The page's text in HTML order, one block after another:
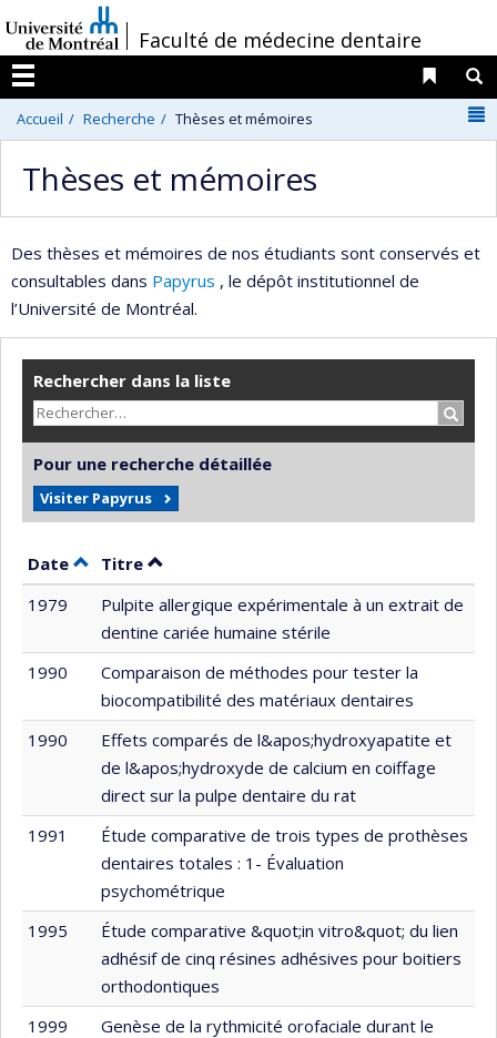
au
contenu
/Faculté de médecine dentaire
Menu
Liens
Accueil Recherche Thèses et mémoires
Thèses et mémoires
Des thèses et mémoires de nos étudiants sont conservés et
consultables dans Papyrus , le dépôt institutionnel de
l’Université de Montréal.
Rechercher dans la liste
Pour une recherche détaillée
Visiter Papyrus
Date Trier par date en ordre décroissant
Titre Trier par titre en ordre décroissant
1979
Pulpite allergique expérimentale à un extrait de
dentine cariée humaine stérile
1990
Comparaison de méthodes pour tester la
biocompatibilité des matériaux dentaires
1990
Effets comparés de l&apos;hydroxyapatite et
de l&apos;hydroxyde de calcium en coiffage
direct sur la pulpe dentaire du rat
1991
Étude comparative de trois types de prothèses
dentaires totales : 1- Évaluation
psychométrique
1995
Étude comparative &quot;in vitro&quot; du lien
adhésif de cinq résines adhésives pour boitiers
orthodontiques
1999
Genèse de la rythmicité orofaciale durant le